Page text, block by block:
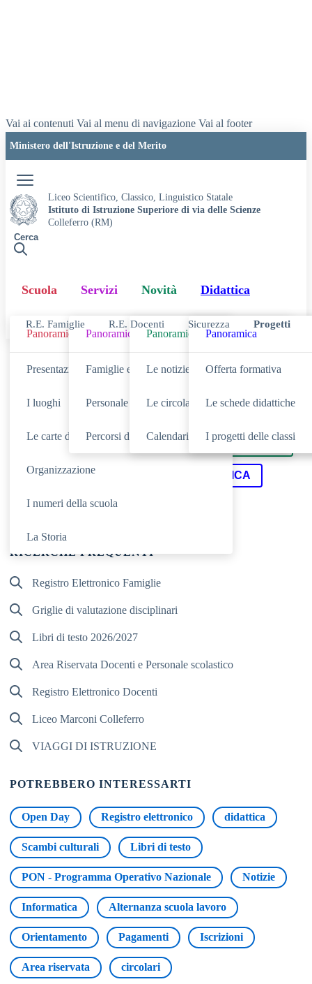
Vai ai contenuti Vai al menu di navigazione Vai al footer
Ministero dell'Istruzione e del Merito
Liceo Scientifico, Classico, Linguistico Statale
Istituto di Istruzione Superiore di via delle Scienze
Colleferro (RM)
Cerca
Scuola
Panoramica
Presentazione
I luoghi
Le carte della scuola
Organizzazione
I numeri della scuola
La Storia
Servizi
Panoramica
Famiglie e studenti
Personale scolastico
Percorsi di studio
Novità
Panoramica
Le notizie
Le circolari
Calendario eventi
Didattica
Panoramica
Offerta formativa
Le schede didattiche
I progetti delle classi
R.E. Famiglie R.E. Docenti Sicurezza Progetti
Cerca tra le
Cerca neiSERVIZI DIDATTICA
Cerca inTUTTO IL SITO
RICERCHE FREQUENTI
Registro Elettronico Famiglie
Griglie di valutazione disciplinari
Libri di testo 2026/2027
Area Riservata Docenti e Personale scolastico
Registro Elettronico Docenti
Liceo Marconi Colleferro
VIAGGI DI ISTRUZIONE
POTREBBERO INTERESSARTI
Open Day Registro elettronico didattica
Scambi culturali Libri di testo
PON - Programma Operativo Nazionale Notizie
Informatica Alternanza scuola lavoro
Orientamento Pagamenti Iscrizioni
Area riservata circolari